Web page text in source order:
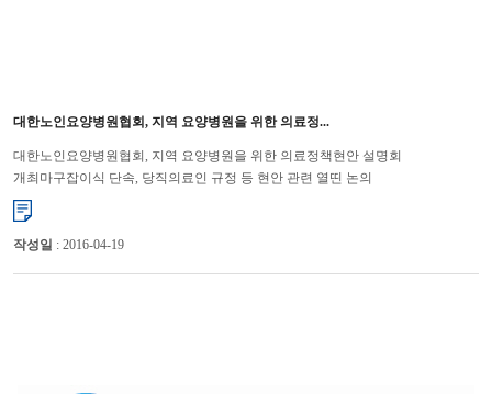
대한노인요양병원협회, 지역 요양병원을 위한 의료정...
대한노인요양병원협회, 지역 요양병원을 위한 의료정책현안 설명회
개최마구잡이식 단속, 당직의료인 규정 등 현안 관련 열띤 논의
이루어져 대한노인요양병원협회(회장 윤해영)는 지난 8일과 15일에 각각 광...
작성일 : 2016-04-19